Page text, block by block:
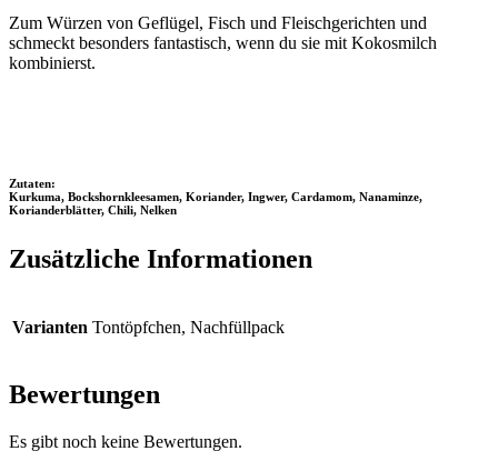
Zum Würzen von Geflügel, Fisch und Fleischgerichten und
schmeckt besonders fantastisch, wenn du sie mit Kokosmilch
kombinierst.
Zutaten:
Kurkuma, Bockshornkleesamen, Koriander, Ingwer, Cardamom, Nanaminze,
Korianderblätter, Chili, Nelken
Zusätzliche Informationen
Varianten Tontöpfchen, Nachfüllpack
Bewertungen
Es gibt noch keine Bewertungen.